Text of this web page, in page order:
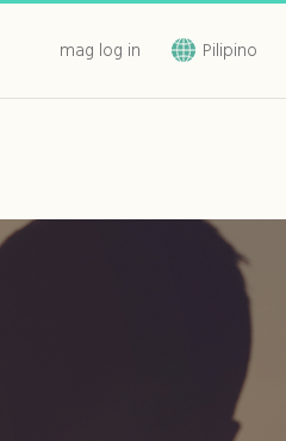
mag log in Pilipino